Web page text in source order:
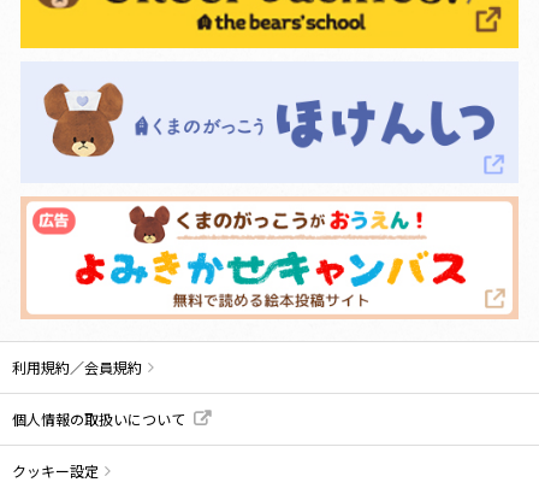
利用規約／会員規約
個人情報の取扱いについて
クッキー設定